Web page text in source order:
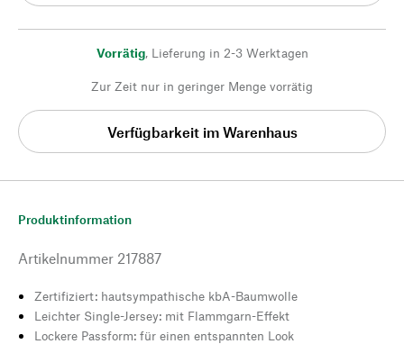
Vorrätig, Lieferung in 2-3 Werktagen
Zur Zeit nur in geringer Menge vorrätig
Verfügbarkeit im Warenhaus
Produktinformation
Artikelnummer 217887
Zertifiziert: hautsympathische kbA-Baumwolle
Leichter Single-Jersey: mit Flammgarn-Effekt
Lockere Passform: für einen entspannten Look